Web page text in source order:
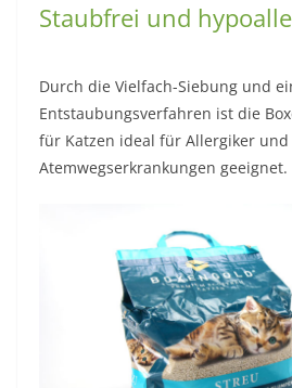
Staubfrei und
Durch die Vielfach-Siebung und
Entstaubungsverfahren ist die
für Katzen ideal für Allergiker
Atemwegserkrankungen geeignet.